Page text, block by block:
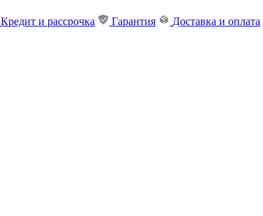
Кредит и рассрочка Гарантия Доставка и оплата